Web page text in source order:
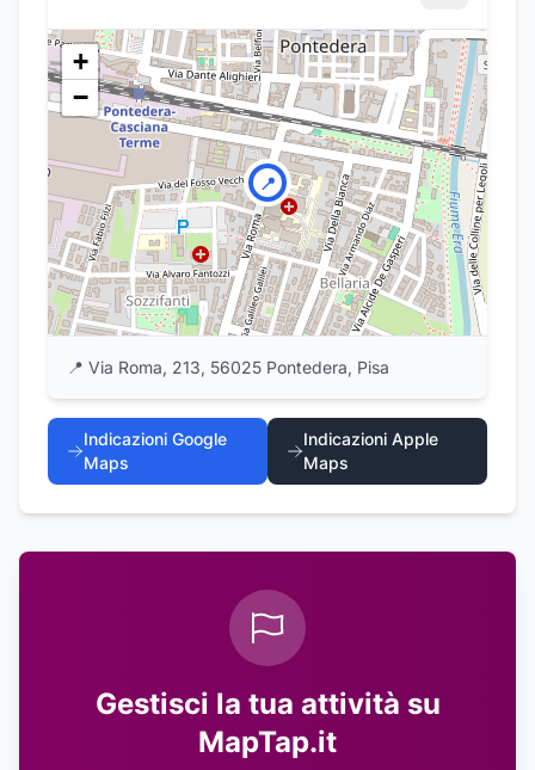
📍
+
−
📍 Via Roma, 213, 56025 Pontedera, Pisa
Indicazioni Google
Maps
Indicazioni Apple
Maps
Gestisci la tua attività su
MapTap.it